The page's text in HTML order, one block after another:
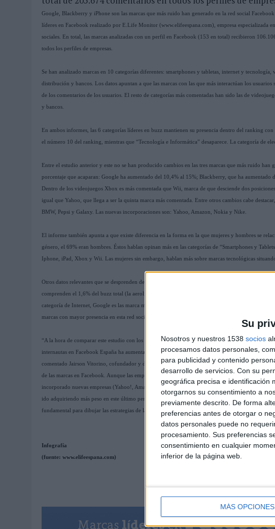
Su
Nosotros y nuestros 1538 socios
procesamos datos personales,
para publicidad y contenido
desarrollo de servicios. Con su
geográfica precisa e identificación
otorgarnos su consentimiento a
previamente descrito. De forma
preferencias antes de otorgar o
datos personales puede no
procesamiento. Sus preferencias
consentimiento en cualquier
inferior de la página web.
MÁS OPCIONES
03/08/2026 | MOVISTAR APELA A LA ILUSIÓN DE LAS AFICIONES PARA EL REGRESO DEL
06/08/2026 | ‘LA VUELTA’, DE FENOMENAL PARA MÁLAGA CF
Google, Blackberry y iPhone son las marcas que más ruido han generado en la red social
líderes en Facebook realizado por E.Life Monitor (www.elifeespana.com), empresa especializada
sociales. En total, las marcas analizadas con un perfil en Facebook (153 en total) recibieron
todos los perfiles de empresas.
Se han analizado marcas en 10 categorías diferentes: smartphones y tabletas, internet y
distribución y bancos. Los datos apuntan a que las marcas con las que más interactúan los
de los comentarios de los usuarios. El resto de categorías más comentadas han sido las de
y bancos.
En ambos informes, las 6 categorías líderes en buzz mantienen su presencia dentro del ranking
el número 10 del ranking, mientras que “Tecnología e Informática” desaparece. La categoría de
Entre el estudio anterior y este no se han producido cambios en las tres marcas que más ruido han
porcentaje que acaparan: Google ha aumentado del 10,4% al 15%; Blackberry, que ha
Dentro de los videojuegos Xbox es más comentada que Wii, marca de que desciende dos
igual que Yahoo, que llega a ser la quinta marca más comentada. Entre otros cambios cabe
BMW, Pepsi y Galaxy. Las nuevas incorporaciones son: Yahoo, Amazon, Nokia y Nike.
El informe también apunta a que existe diferencia en la forma en la que mujeres y hombres se
género, el 69% eran hombres. Éstos hablan opinan más en las categorías de “Smartphones y
Iphone, iPad, Xbox y Wii. Las mujeres sin embargo, hablan más sobre marcas tecnológicas
Otros datos relevantes que se desprenden del estudio de lso internautas en facebook durante este
comprenden el 1,6% del buzz total (la aerolínea que más comentarios ha recibido, ha sido Iberia
categoría de Internet, Google es las marca más comentada con un 15% de los comentarios
marcas con mayor presencia en esta red social) o que Pepsi (2,1%) es la única bebida no alcohólica
“A la hora de comparar este estudio con los datos de la infografía que publicamos en diciembre
internautas en Facebook España ha aumentado significativamente de 47.709 a 157.293 personas.
comentado Jairson Vitorino, cofundador y director técnico de E.Life.“Es interesante poder
de las marcas en Facebook. Aunque las empresas más comentadas no han variado desde nuestro
incorporado nuevas empresas (Yahoo!, Amazon, Nokia y Nike) y han desaparecido otras como
ido adquiriendo más peso en este último periodo analizado que otras. Tener una visión del
fundamental para dibujar las estrategias de las empresas en un mundo 2.0”.
Infografía
(fuente: www.elifeespana.com)